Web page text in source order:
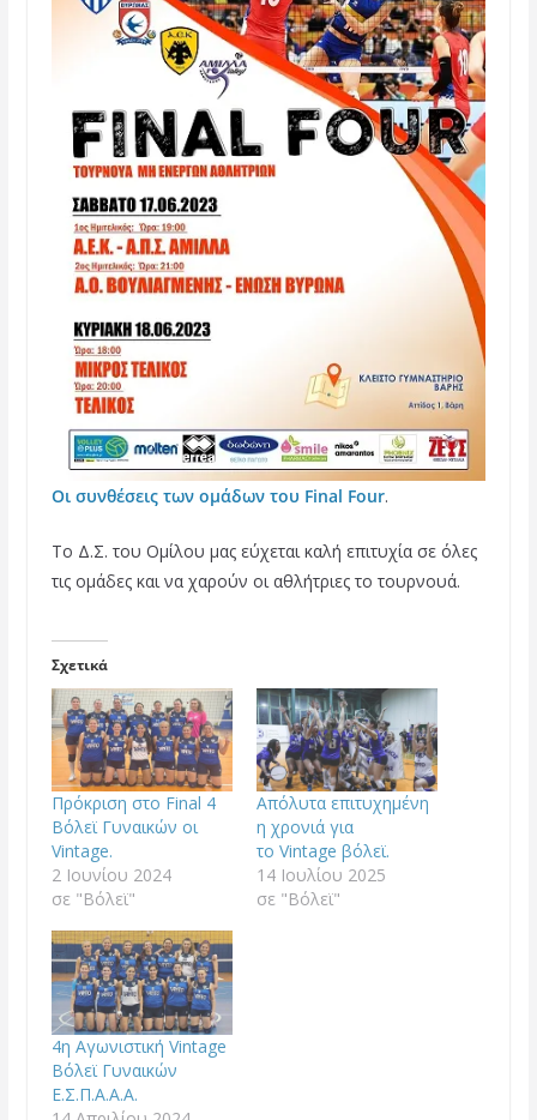
Οι συνθέσεις των ομάδων του Final Four.
To Δ.Σ. του Ομίλου μας εύχεται καλή επιτυχία σε όλες
τις ομάδες και να χαρούν οι αθλήτριες το τουρνουά.
Σχετικά
Πρόκριση στο Final 4
Βόλεϊ Γυναικών οι
Vintage.
2 Ιουνίου 2024
σε "Βόλεϊ"
Απόλυτα επιτυχημένη
η χρονιά για
το Vintage βόλεϊ.
14 Ιουλίου 2025
σε "Βόλεϊ"
4η Αγωνιστική Vintage
Βόλεϊ Γυναικών
Ε.Σ.Π.Α.Α.Α.